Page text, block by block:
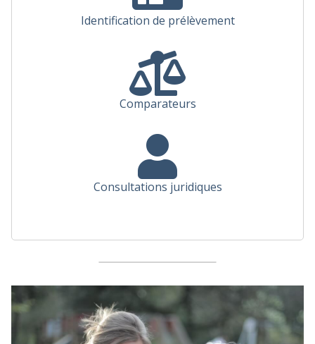
Identification de prélèvement
Comparateurs
Consultations juridiques